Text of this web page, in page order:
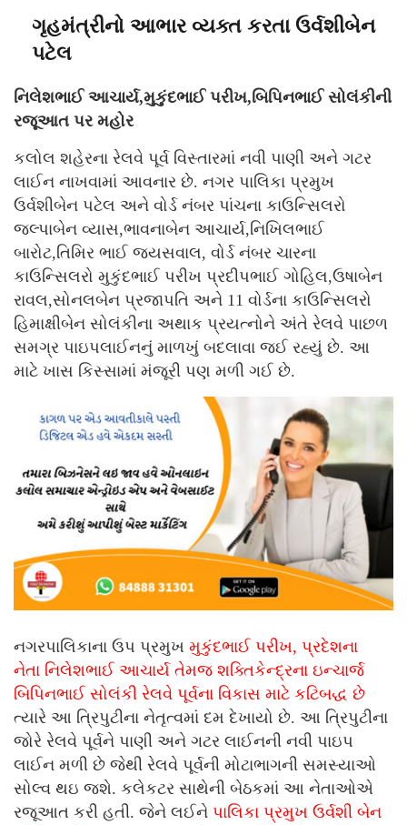
ગૃહમંત્રીનો આભાર વ્યક્ત કરતા ઉર્વશીબેન
પટેલ
નિલેશભાઈ આચાર્ય,મુકુંદભાઈ પરીખ,બિપિનભાઈ સોલંકીની
રજૂઆત પર મહોર
કલોલ શહેરના રેલવે પૂર્વ વિસ્તારમાં નવી પાણી અને ગટર
લાઈન નાખવામાં આવનાર છે. નગર પાલિકા પ્રમુખ
ઉર્વશીબેન પટેલ અને વોર્ડ નંબર પાંચના કાઉન્સિલરો
જલ્પાબેન વ્યાસ,ભાવનાબેન આચાર્ય,નિખિલભાઈ
બારોટ,તિમિર ભાઈ જયસવાલ, વોર્ડ નંબર ચારના
કાઉન્સિલરો મુકુંદભાઈ પરીખ પ્રદીપભાઈ ગોહિલ,ઉષાબેન
રાવલ,સોનલબેન પ્રજાપતિ અને 11 વોર્ડના કાઉન્સિલરો
હિમાક્ષીબેન સોલંકીના અથાક પ્રયત્નોને અંતે રેલવે પાછળ
સમગ્ર પાઇપલાઈનનું માળખું બદલાવા જઈ રહ્યું છે. આ
માટે ખાસ કિસ્સામાં મંજૂરી પણ મળી ગઈ છે.
નગરપાલિકાના ઉપ પ્રમુખ મુકુંદભાઈ પરીખ, પ્રદેશના
નેતા નિલેશભાઈ આચાર્ય તેમજ શક્તિકેન્દ્રના ઇન્ચાર્જ
બિપિનભાઈ સોલંકી રેલવે પૂર્વના વિકાસ માટે કટિબદ્ધ છે
ત્યારે આ ત્રિપુટીના નેતૃત્વમાં દમ દેખાયો છે. આ ત્રિપુટીના
જોરે રેલવે પૂર્વને પાણી અને ગટર લાઈનની નવી પાઇપ
લાઈન મળી છે જેથી રેલવે પૂર્વની મોટાભાગની સમસ્યાઓ
સોલ્વ થઇ જશે. કલેકટર સાથેની બેઠકમાં આ નેતાઓએ
રજૂઆત કરી હતી. જેને લઈને પાલિકા પ્રમુખ ઉર્વશી બેન